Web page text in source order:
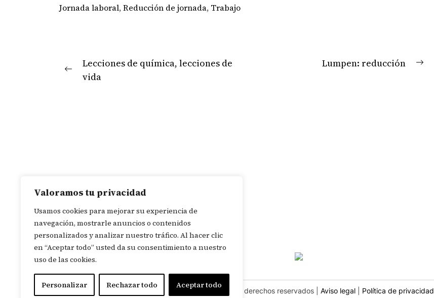
Valoramos tu privacidad
Usamos cookies para mejorar su experiencia de
navegación, mostrarle anuncios o contenidos
personalizados y analizar nuestro tráfico. Al hacer clic
en “Aceptar todo” usted da su consentimiento a nuestro
uso de las cookies.
Personalizar Rechazar todo Aceptar todo
Jornada laboral,Reducción de jornada, Trabajo
Navegación
Previous
Lecciones de química, lecciones de
vida
Lumpen: reducción
Revista In Itinere . Todos los derechos reservados | Aviso legal Política de privacidad